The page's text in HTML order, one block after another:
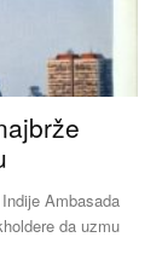
Ambasada
da uzmu